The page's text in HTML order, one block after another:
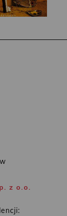
z o.o.